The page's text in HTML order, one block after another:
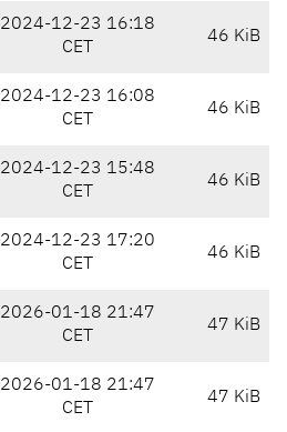
2024-12-23 16:18
CET
46 KiB
2024-12-23 16:08
CET
46 KiB
2024-12-23 15:48
CET
46 KiB
2024-12-23 17:20
CET
46 KiB
2026-01-18 21:47
CET
47 KiB
2026-01-18 21:47
CET
47 KiB